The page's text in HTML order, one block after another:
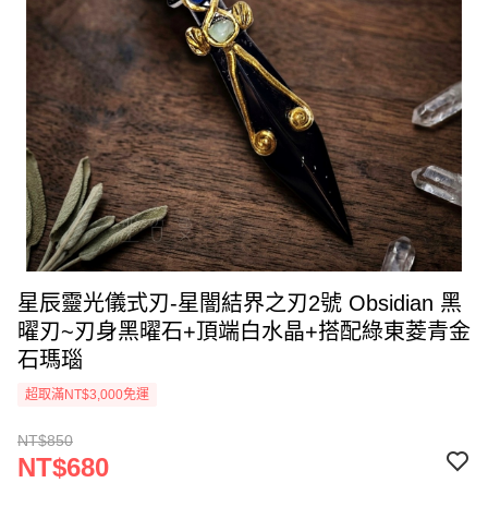
星辰靈光儀式刃-星闇結界之刃2號 Obsidian 黑
曜刃~刃身黑曜石+頂端白水晶+搭配綠東菱青金
石瑪瑙
超取滿NT$3,000免運
NT$850
NT$680